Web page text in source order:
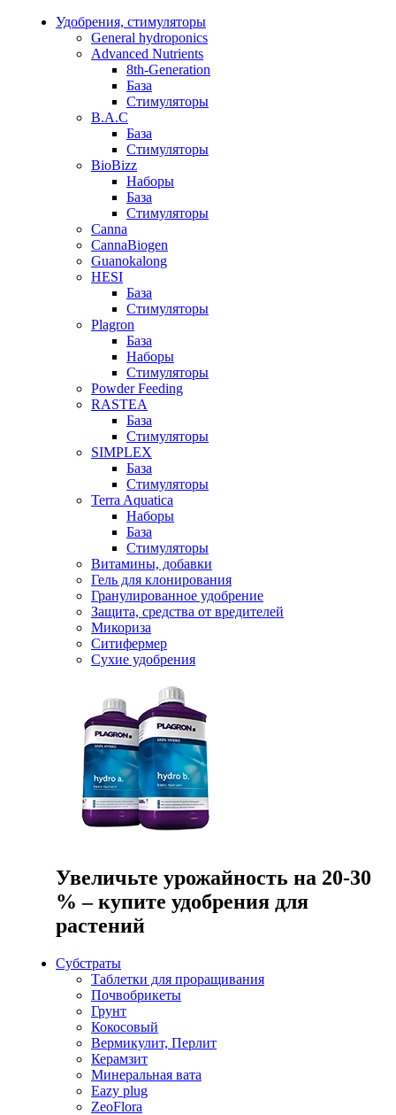
Удобрения, стимуляторы
General hydroponics
Advanced Nutrients
8th-Generation
База
Стимуляторы
B.A.C
База
Стимуляторы
BioBizz
Наборы
База
Стимуляторы
Canna
CannaBiogen
Guanokalong
HESI
База
Стимуляторы
Plagron
База
Наборы
Стимуляторы
Powder Feeding
RASTEA
База
Стимуляторы
SIMPLEX
База
Стимуляторы
Terra Aquatica
Наборы
База
Стимуляторы
Витамины, добавки
Гель для клонирования
Гранулированное удобрение
Защита, средства от вредителей
Микориза
Ситифермер
Сухие удобрения
Увеличьте урожайность на 20-30
% – купите удобрения для
растений
Субстраты
Таблетки для проращивания
Почвобрикеты
Грунт
Кокосовый
Вермикулит, Перлит
Керамзит
Минеральная вата
Eazy plug
ZeoFlora